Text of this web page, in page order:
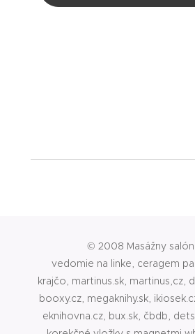
© 2008 Masážny
vedomie na linke, ceragem
krajčo, martinus.sk, martinus,cz,
booxy.cz, megaknihy.sk,
eknihovna.cz, bux.sk, čbdb,